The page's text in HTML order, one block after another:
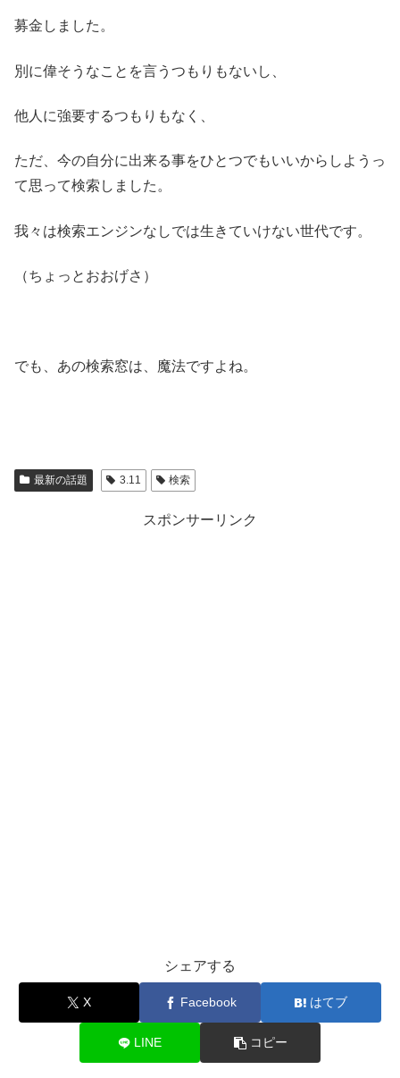
募金しました。
別に偉そうなことを言うつもりもないし、
他人に強要するつもりもなく、
ただ、今の自分に出来る事をひとつでもいいからしようっ
て思って検索しました。
我々は検索エンジンなしでは生きていけない世代です。
（ちょっとおおげさ）
でも、あの検索窓は、魔法ですよね。
最新の話題 3.11 検索
スポンサーリンク
シェアする
X Facebook はてブ
LINE コピー